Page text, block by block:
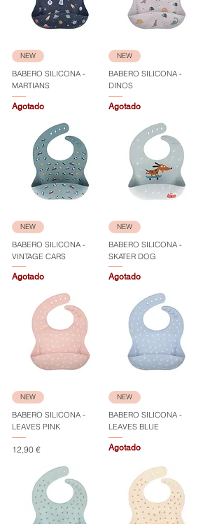
NEW
BABERO SILICONA -
MARTIANS
Agotado
NEW
BABERO SILICONA -
DINOS
Agotado
NEW
BABERO SILICONA -
VINTAGE CARS
Agotado
NEW
BABERO SILICONA -
SKATER DOG
Agotado
NEW
BABERO SILICONA -
LEAVES PINK
Precio
12,90 €
NEW
BABERO SILICONA -
LEAVES BLUE
Agotado